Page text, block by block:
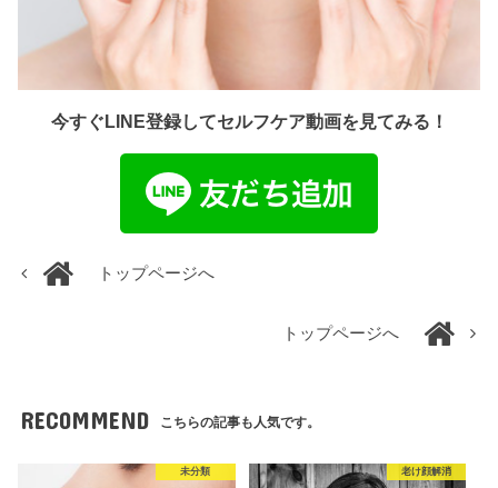
今すぐLINE登録してセルフケア動画を見てみる！
トップページへ
トップページへ
RECOMMEND こちらの記事も人気です。
未分類 老け顔解消